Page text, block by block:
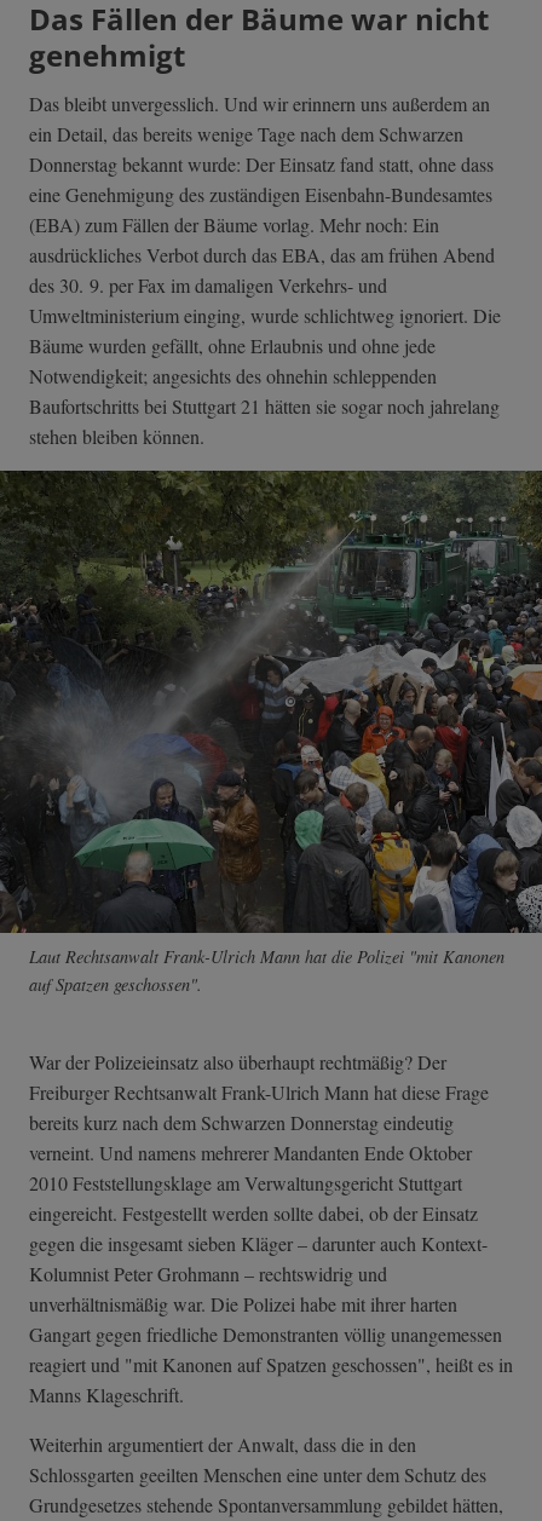
Das Fällen der Bäume war nicht
genehmigt
Das bleibt unvergesslich. Und wir erinnern uns außerdem an
ein Detail, das bereits wenige Tage nach dem Schwarzen
Donnerstag bekannt wurde: Der Einsatz fand statt, ohne dass
eine Genehmigung des zuständigen Eisenbahn-Bundesamtes
(EBA) zum Fällen der Bäume vorlag. Mehr noch: Ein
ausdrückliches Verbot durch das EBA, das am frühen Abend
des 30. 9. per Fax im damaligen Verkehrs- und
Umweltministerium einging, wurde schlichtweg ignoriert. Die
Bäume wurden gefällt, ohne Erlaubnis und ohne jede
Notwendigkeit; angesichts des ohnehin schleppenden
Baufortschritts bei Stuttgart 21 hätten sie sogar noch jahrelang
stehen bleiben können.
Laut Rechtsanwalt Frank-Ulrich Mann hat die Polizei "mit Kanonen
auf Spatzen geschossen".
War der Polizeieinsatz also überhaupt rechtmäßig? Der
Freiburger Rechtsanwalt Frank-Ulrich Mann hat diese Frage
bereits kurz nach dem Schwarzen Donnerstag eindeutig
verneint. Und namens mehrerer Mandanten Ende Oktober
2010 Feststellungsklage am Verwaltungsgericht Stuttgart
eingereicht. Festgestellt werden sollte dabei, ob der Einsatz
gegen die insgesamt sieben Kläger – darunter auch Kontext-
Kolumnist Peter Grohmann – rechtswidrig und
unverhältnismäßig war. Die Polizei habe mit ihrer harten
Gangart gegen friedliche Demonstranten völlig unangemessen
reagiert und "mit Kanonen auf Spatzen geschossen", heißt es in
Manns Klageschrift.
Weiterhin argumentiert der Anwalt, dass die in den
Schlossgarten geeilten Menschen eine unter dem Schutz des
Grundgesetzes stehende Spontanversammlung gebildet hätten,